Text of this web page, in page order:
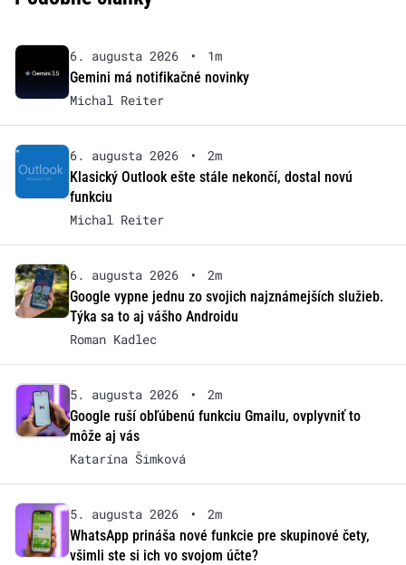
6. augusta 2026 •
1m
Gemini má notifikačné novinky
Michal Reiter
6. augusta 2026 •
2m
Klasický Outlook ešte stále nekončí, dostal novú
funkciu
Michal Reiter
6. augusta 2026 •
2m
Google vypne jednu zo svojich najznámejších služieb.
Týka sa to aj vášho Androidu
Roman Kadlec
5. augusta 2026 •
2m
Google ruší obľúbenú funkciu Gmailu, ovplyvniť to
môže aj vás
Katarína Šimková
5. augusta 2026 •
2m
WhatsApp prináša nové funkcie pre skupinové čety,
všimli ste si ich vo svojom účte?